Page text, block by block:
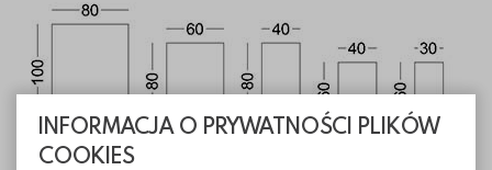
INFORMACJA O PRYWATNOŚCI PLIKÓW
COOKIES